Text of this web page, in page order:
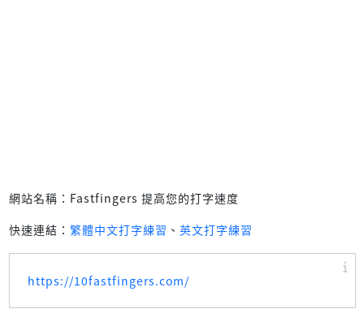
網站名稱：Fastfingers 提高您的打字速度
快速連結： 繁體中文打字練習 、 英文打字練習
https://10fastfingers.com/